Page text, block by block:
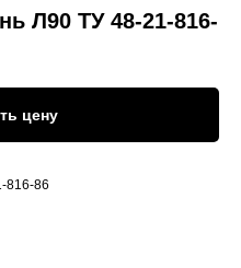
Л90 ТУ 48-21-816-
цену
816-86